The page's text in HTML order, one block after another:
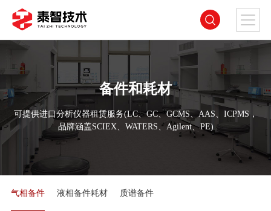
备件和耗材
可提供进口分析仪器租赁服务(LC、GC、GCMS、AAS、ICPMS，
品牌涵盖SCIEX、WATERS、Agilent、PE)
气相备件 液相备件耗材 质谱备件